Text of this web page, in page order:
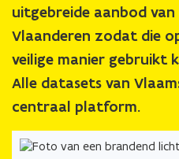
uitgebreide aanbod
Vlaanderen zodat die
veilige manier gebruikt
Alle datasets van
centraal platform.